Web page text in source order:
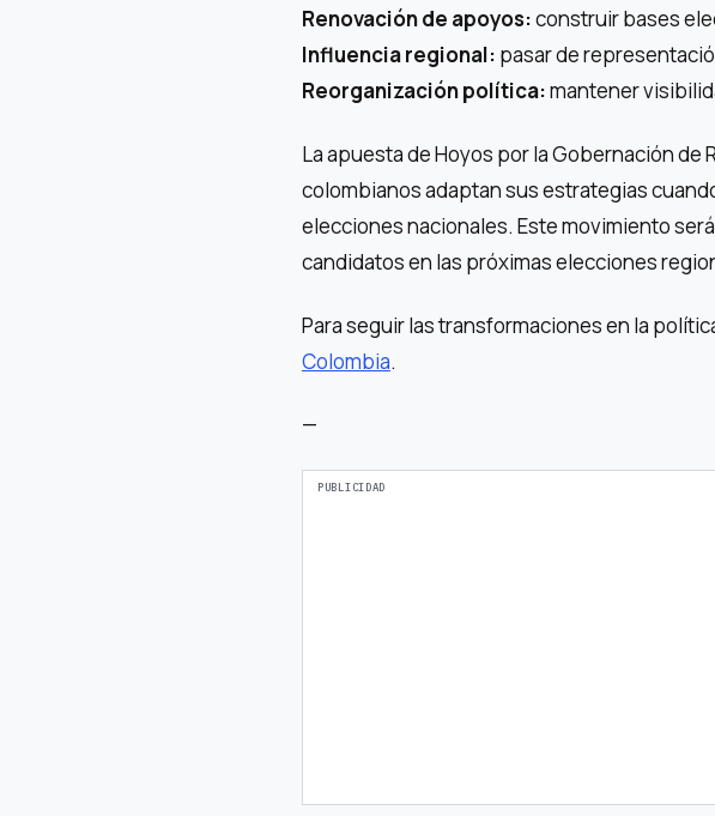
Renovación de apoyos:construir bases
Influencia regional: pasar de
Reorganización política:mantener
La apuesta de Hoyos por la Gobernación
colombianos adaptan sus estrategias
elecciones nacionales. Este movimiento
candidatos en las próximas elecciones
Para seguir las transformaciones en la
Colombia.
—